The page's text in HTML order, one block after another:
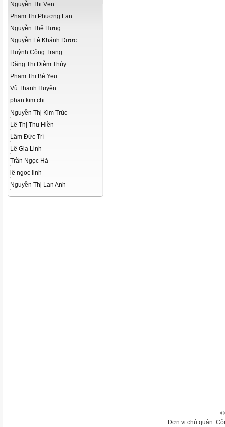
Nguyễn Thị Vẹn
Phạm Thị Phương Lan
Nguyễn Thế Hưng
Nguyễn Lê Khánh Dược
Huỳnh Công Trạng
Đặng Thị Diễm Thúy
Phạm Thị Bé Yeu
Vũ Thanh Huyền
phan kim chi
Nguyễn Thị Kim Trúc
Lê Thị Thu Hiền
Lâm Đức Trí
Lê Gia Linh
Trần Ngọc Hà
lê ngoc linh
Nguyễn Thị Lan Anh
Đơn vị chủ quản: